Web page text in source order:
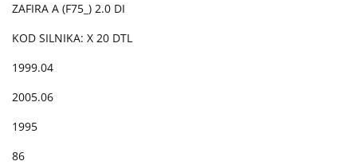
ZAFIRA A (F75_) 2.0 DI
KOD SILNIKA: X 20 DTL
1999.04
2005.06
1995
86